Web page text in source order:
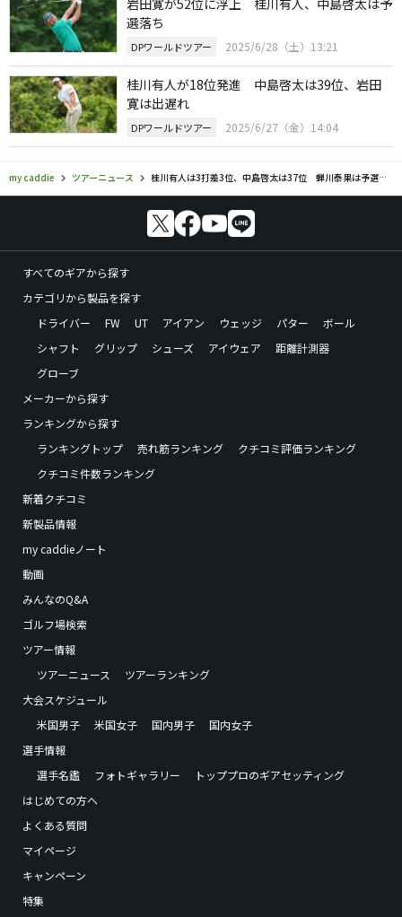
選落ち
DPワールドツアー 2025/6/28（土）13:21
桂川有人が18位発進 中島啓太は39位、岩田
寛は出遅れ
DPワールドツアー 2025/6/27（金）14:04
my caddie ツアーニュース 桂川有人は3打差3位、中島啓太は37位 蝉川泰果は予選落ち
すべてのギアから探す
カテゴリから製品を探す
ドライバー
FW UT アイアン ウェッジ パター
ボール
シャフト
グリップ シューズ アイウェア
距離計測器
グローブ
メーカーから探す
ランキングから探す
ランキングトップ
売れ筋ランキング
クチコミ評価ランキング
クチコミ件数ランキング
新着クチコミ
新製品情報
my caddieノート
動画
みんなのQ&A
ゴルフ場検索
ツアー情報
ツアーニュース
ツアーランキング
大会スケジュール
米国男子
米国女子 国内男子
国内女子
選手情報
選手名鑑
フォトギャラリー
トッププロのギアセッティング
はじめての方へ
よくある質問
マイページ
キャンペーン
特集